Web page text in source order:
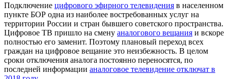
Подключение цифрового эфирного телевидения в населенном
пункте БОР одна из наиболее востребованных услуг на
территории России и стран бывшего советского пространства.
Цифровое ТВ пришло на смену аналогового вещания и вскоре
полностью его заменит. Поэтому плановый переход всех
граждан на цифровое вещание это неизбежность. В целом
сроки отключения аналога постоянно переносятся, по
последней информации аналоговое телевидение отключат в